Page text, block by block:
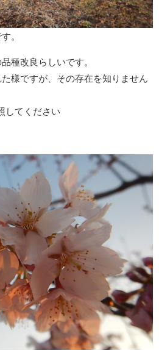
。
種改良らしいです。
様ですが、その存在を知りません
してください